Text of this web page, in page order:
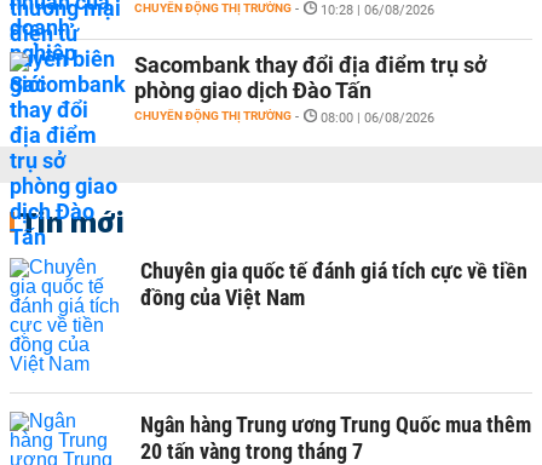
CHUYỂN ĐỘNG THỊ TRƯỜNG - 10:28 | 06/08/2026
Sacombank thay đổi địa điểm trụ sở
phòng giao dịch Đào Tấn
CHUYỂN ĐỘNG THỊ TRƯỜNG - 08:00 | 06/08/2026
Tin mới
Chuyên gia quốc tế đánh giá tích cực về tiền
đồng của Việt Nam
Ngân hàng Trung ương Trung Quốc mua thêm
20 tấn vàng trong tháng 7